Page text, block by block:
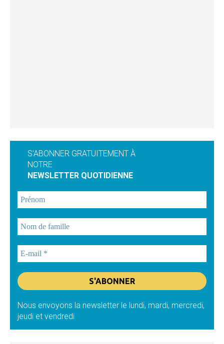
S'ABONNER GRATUITEMENT À
NOTRE
NEWSLETTER QUOTIDIENNE
Nous envoyons la newsletter le lundi, mardi, mercredi,
jeudi et vendredi